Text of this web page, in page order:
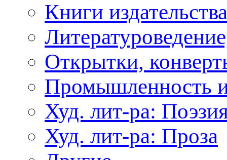
Книги
Открытки,
Промышленность
Худ. лит-ра:
Худ. лит-ра: Проза